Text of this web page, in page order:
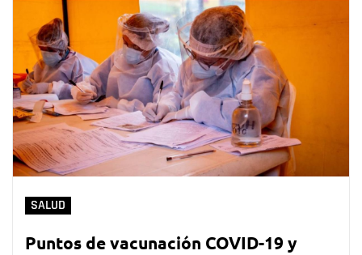
SALUD
Puntos de vacunación COVID-19 y